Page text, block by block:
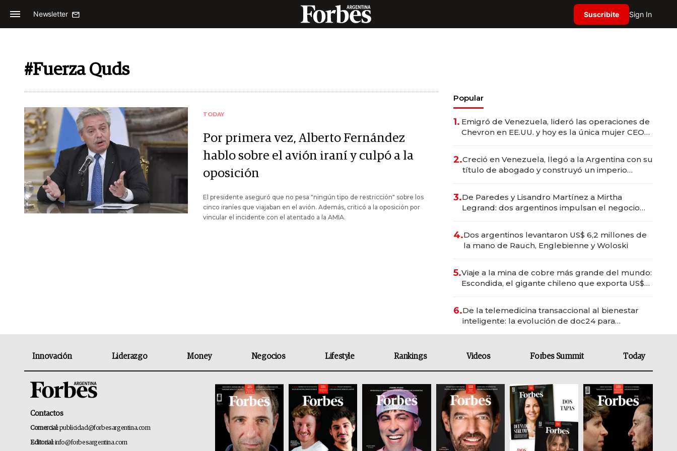
Newsletter Suscribite Sign In
#Fuerza Quds
TODAY
Por primera vez, Alberto Fernández
hablo sobre el avión iraní y culpó a la
oposición
El presidente aseguró que no pesa "ningún tipo de restricción" sobre los
cinco iraníes que viajaban en el avión. Además, criticó a la oposición por
vincular el incidente con el atentado a la AMIA.
Popular
1. Emigró de Venezuela, lideró las operaciones de
Chevron en EE.UU. y hoy es la única mujer CEO
2.Creció en Venezuela, llegó a la Argentina con su
título de abogado y construyó un imperio
3.De Paredes y Lisandro Martínez a Mirtha
Legrand: dos argentinos impulsan el negocio
4.Dos argentinos levantaron US$ 6,2 millones de
la mano de Rauch, Englebienne y Woloski
5.Viaje a la mina de cobre más grande del mundo:
Escondida, el gigante chileno que exporta US$
6.De la telemedicina transaccional al bienestar
inteligente: la evolución de doc24 para
Innovación Liderazgo Money Negocios Lifestyle Rankings Videos Forbes Summit Today
Contactos
Comercial:publicidad@forbesargentina.com
Editorial:info@forbesargentina.com